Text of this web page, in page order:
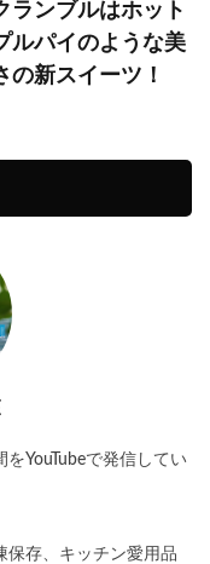
ランブルはホット
ルパイのような美
の新スイーツ！
YouTubeで発信してい
保存、キッチン愛用品